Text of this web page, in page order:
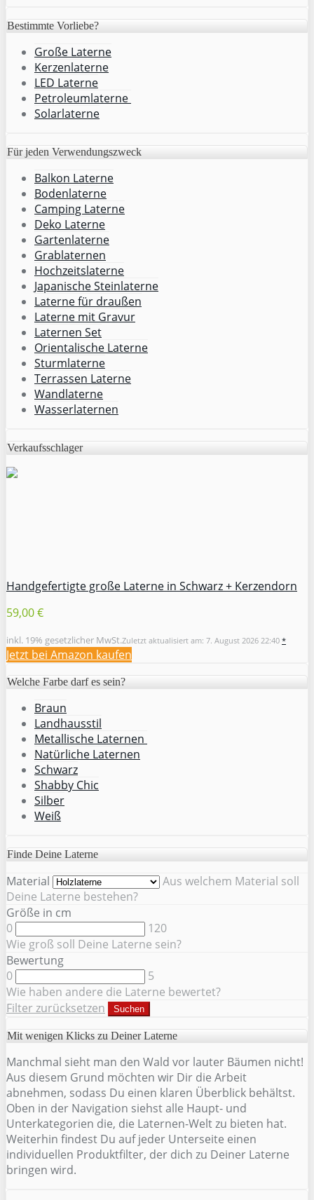
Bestimmte Vorliebe?
Große Laterne
Kerzenlaterne
LED Laterne
Petroleumlaterne
Solarlaterne
Für jeden Verwendungszweck
Balkon Laterne
Bodenlaterne
Camping Laterne
Deko Laterne
Gartenlaterne
Grablaternen
Hochzeitslaterne
Japanische Steinlaterne
Laterne für draußen
Laterne mit Gravur
Laternen Set
Orientalische Laterne
Sturmlaterne
Terrassen Laterne
Wandlaterne
Wasserlaternen
Verkaufsschlager
Handgefertigte große Laterne in Schwarz + Kerzendorn
59,00 €
inkl. 19% gesetzlicher MwSt.Zuletzt aktualisiert am: 7. August 2026 22:40 *
Jetzt bei Amazon kaufen
Welche Farbe darf es sein?
Braun
Landhausstil
Metallische Laternen
Natürliche Laternen
Schwarz
Shabby Chic
Silber
Weiß
Finde Deine Laterne
Material
Aus welchem Material soll
Deine Laterne bestehen?
Größe in cm
0
120
Wie groß soll Deine Laterne sein?
Bewertung
0
5
Wie haben andere die Laterne bewertet?
Filter zurücksetzen
Suchen
Mit wenigen Klicks zu Deiner Laterne
Manchmal sieht man den Wald vor lauter Bäumen nicht!
Aus diesem Grund möchten wir Dir die Arbeit
abnehmen, sodass Du einen klaren Überblick behältst.
Oben in der Navigation siehst alle Haupt- und
Unterkategorien die, die Laternen-Welt zu bieten hat.
Weiterhin findest Du auf jeder Unterseite einen
individuellen Produktfilter, der dich zu Deiner Laterne
bringen wird.